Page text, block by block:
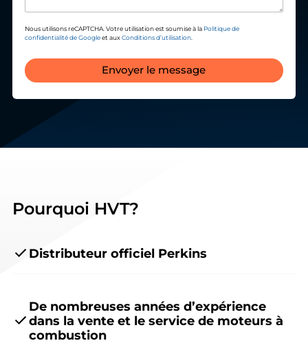
Nous utilisons reCAPTCHA. Votre utilisation est soumise à la Politique de
confidentialité de Googleet auxConditions d’utilisation.
Envoyer le message
Pourquoi HVT?
Distributeur officiel Perkins
De nombreuses années d’expérience
dans la vente et le service de moteurs à
combustion